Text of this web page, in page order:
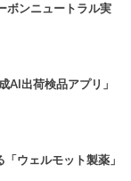
ボンニュートラル実
AI出荷検品アプリ」
ウェルモット製薬」